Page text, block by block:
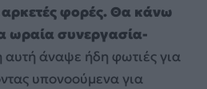
αρκετές φορές. Θα κάνω
ωραία συνεργασία-
άναψε ήδη φωτιές για
υπονοούμενα για